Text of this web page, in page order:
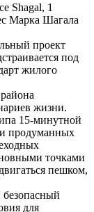
Shagal, 1
Марка Шагала
проект
под
жилого
жизни.
15-минутной
продуманных
точками
пешком,
безопасный
для